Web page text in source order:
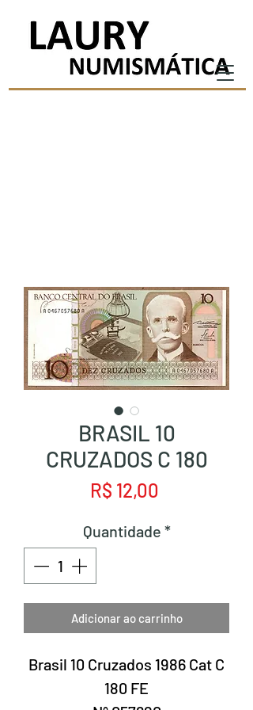
BRASIL 10
CRUZADOS C 180
R$ 12,00
Quantidade *
Adicionar ao carrinho
Brasil 10 Cruzados 1986 Cat C
180 FE